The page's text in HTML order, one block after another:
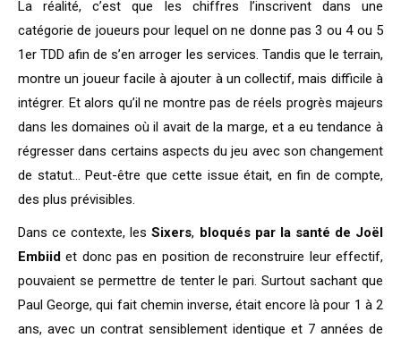
La réalité, c’est que les chiffres l’inscrivent dans une
catégorie de joueurs pour lequel on ne donne pas 3 ou 4 ou 5
1er TDD afin de s’en arroger les services. Tandis que le terrain,
montre un joueur facile à ajouter à un collectif, mais difficile à
intégrer. Et alors qu’il ne montre pas de réels progrès majeurs
dans les domaines où il avait de la marge, et a eu tendance à
régresser dans certains aspects du jeu avec son changement
de statut… Peut-être que cette issue était, en fin de compte,
des plus prévisibles.
Dans ce contexte, lesSixers, bloqués par la santé de Joël
Embiid et donc pas en position de reconstruire leur effectif,
pouvaient se permettre de tenter le pari. Surtout sachant que
Paul George, qui fait chemin inverse, était encore là pour 1 à 2
ans, avec un contrat sensiblement identique et 7 années de